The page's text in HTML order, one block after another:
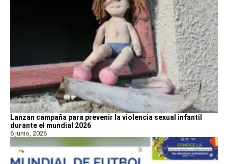
Lanzan campaña para prevenir la violencia sexual infantil
durante el mundial 2026
6 junio, 2026